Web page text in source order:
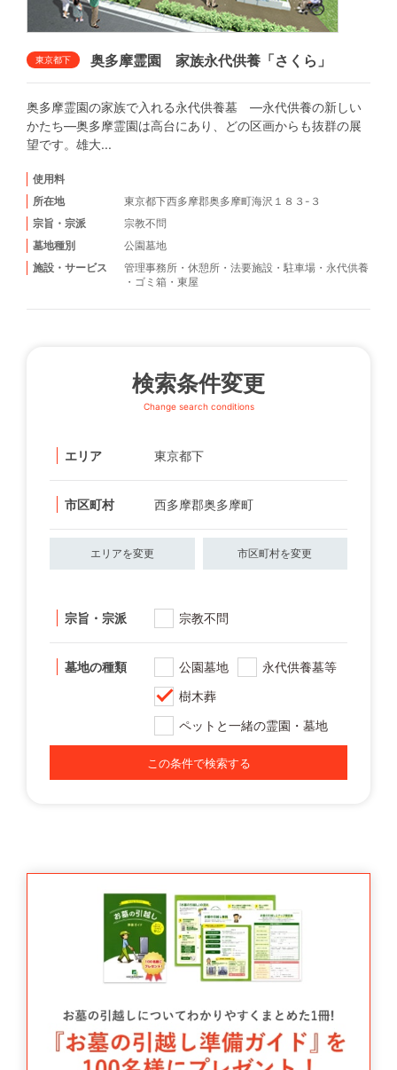
東京都下 奥多摩霊園 家族永代供養「さくら」
奥多摩霊園の家族で入れる永代供養墓 ―永代供養の新しい
かたち―奥多摩霊園は高台にあり、どの区画からも抜群の展
望です。雄大...
使用料
所在地
東京都下西多摩郡奥多摩町海沢１８３-３
宗旨・宗派
宗教不問
墓地種別
公園墓地
施設・サービス
管理事務所 ・ 休憩所 ・ 法要施設 ・ 駐車場 ・ 永代供養
・ ゴミ箱 ・ 東屋
検索条件変更
Change search conditions
エリア 東京都下
市区町村 西多摩郡奥多摩町
エリアを変更 市区町村を変更
宗旨・宗派 宗教不問
墓地の種類 公園墓地
永代供養墓等
樹木葬
ペットと一緒の霊園・墓地
この条件で検索する